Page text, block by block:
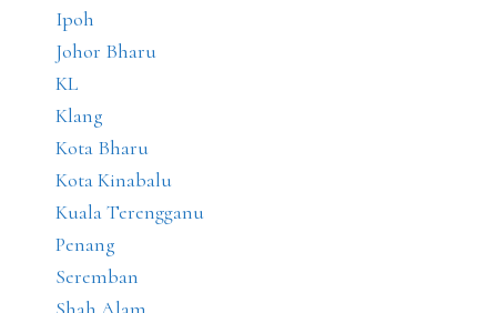
Ipoh
Johor Bharu
KL
Klang
Kota Bharu
Kota Kinabalu
Kuala Terengganu
Penang
Seremban